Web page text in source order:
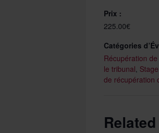
Prix :
225.00€
Catégories
Récupération
le tribunal,
de récupération